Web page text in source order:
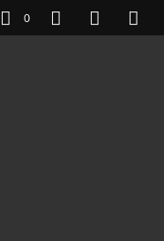
0